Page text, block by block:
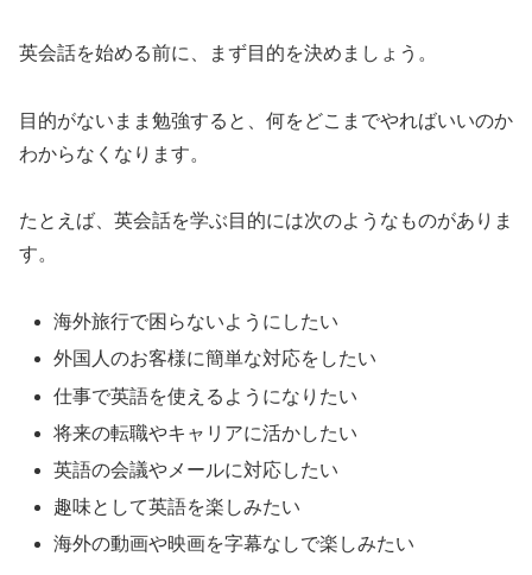
英会話を始める前に、まず目的を決めましょう。
目的がないまま勉強すると、何をどこまでやればいいのか
わからなくなります。
たとえば、英会話を学ぶ目的には次のようなものがありま
す。
海外旅行で困らないようにしたい
外国人のお客様に簡単な対応をしたい
仕事で英語を使えるようになりたい
将来の転職やキャリアに活かしたい
英語の会議やメールに対応したい
趣味として英語を楽しみたい
海外の動画や映画を字幕なしで楽しみたい